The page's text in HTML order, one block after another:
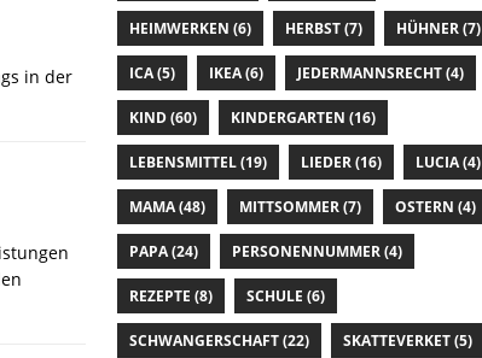
in der
HEIMWERKEN (6) HERBST(7) HÜHNER(7)
ICA(5) IKEA(6) JEDERMANNSRECHT(4)
KIND(60) KINDERGARTEN (16)
LEBENSMITTEL(19) LIEDER(16) LUCIA(4)
MAMA(48) MITTSOMMER(7) OSTERN (4)
PAPA(24) PERSONENNUMMER(4)
REZEPTE (8) SCHULE (6)
SCHWANGERSCHAFT(22) SKATTEVERKET(5)